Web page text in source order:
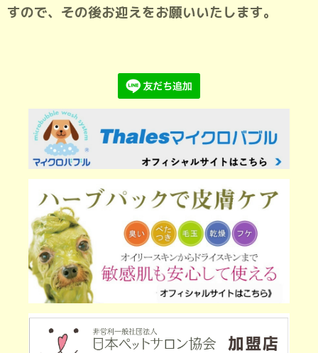
すので、その後お迎えをお願いいたします。